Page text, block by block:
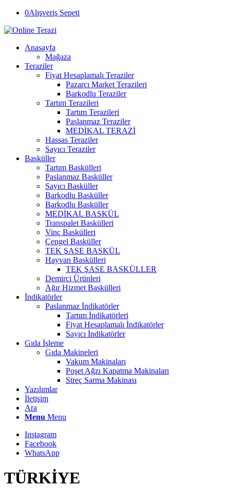
0Alışveriş Sepeti
Anasayfa
Mağaza
Teraziler
Fiyat Hesaplamalı Teraziler
Pazarcı Market Terazileri
Barkodlu Teraziler
Tartım Terazileri
Tartım Terazileri
Paslanmaz Teraziler
MEDİKAL TERAZİ
Hassas Teraziler
Sayıcı Teraziler
Basküller
Tartım Baskülleri
Paslanmaz Basküller
Sayıcı Basküller
Barkodlu Basküller
Barkodlu Basküller
MEDİKAL BASKÜL
Transpalet Baskülleri
Vinç Baskülleri
Çengel Basküller
TEK ŞASE BASKÜL
Hayvan Baskülleri
TEK ŞASE BASKÜLLER
Demirci Ürünleri
Ağır Hizmet Baskülleri
İndikatörler
Paslanmaz İndikatörler
Tartım İndikatörleri
Fiyat Hesaplamalı İndikatörler
Sayıcı İndikatörler
Gıda İşleme
Gıda Makineleri
Vakum Makinaları
Poşet Ağzı Kapatma Makinaları
Streç Sarma Makinası
Yazılımlar
İletişim
Ara
Menu Menu
Instagram
Facebook
WhatsApp
TÜRKİYE